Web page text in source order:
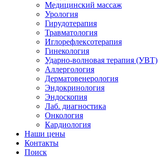
Медицинский массаж
Урология
Гирудотерапия
Травматология
Иглорефлексотерапия
Гинекология
Ударно-волновая терапия (УВТ)
Аллергология
Дерматовенерология
Эндокринология
Эндоскопия
Лаб. диагностика
Онкология
Кардиология
Наши цены
Контакты
Поиск